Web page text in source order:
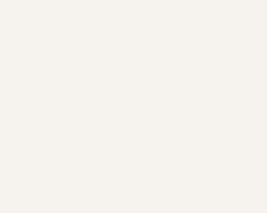
- West Broadway